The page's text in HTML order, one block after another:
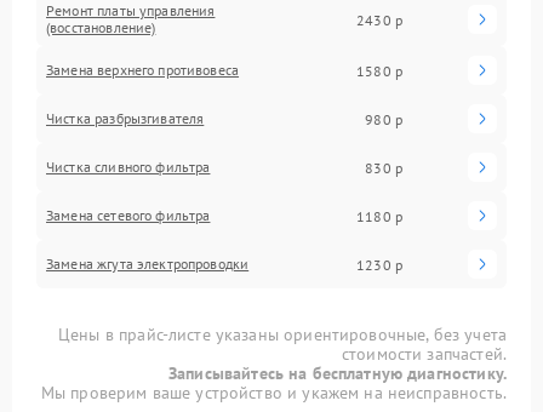
Ремонт платы управления
(восстановление)
2430 р
Замена верхнего противовеса 1580 р
Чистка разбрызгивателя 980 р
Чистка сливного фильтра 830 р
Замена сетевого фильтра 1180 р
Замена жгута электропроводки 1230 р
Цены в прайс-листе указаны ориентировочные, без учета
стоимости запчастей.
Записывайтесь на бесплатную диагностику.
Мы проверим ваше устройство и укажем на неисправность.